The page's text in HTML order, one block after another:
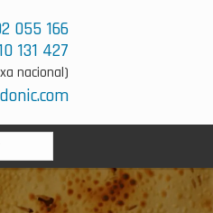
055 166
131 427
nacional)